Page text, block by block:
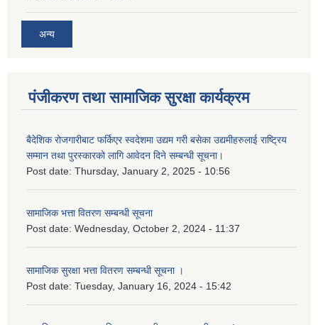
अन्य
पंजीकरण तथा सामाजिक सुरक्षा कार्यक्रम
बैदेशिक रोजगारीबाट फर्किएर स्वदेशमा उद्यम गरी बसेका उद्यमीहरुलाई राष्‍ट्रिय
सम्मान तथा पुरस्कारको लागि आवेदन दिने सम्बन्धी सूचना।
Post date: Thursday, January 2, 2025 - 10:56
सामाजिक भत्ता वितरण सम्बन्धी सूचना
Post date: Wednesday, October 2, 2024 - 11:37
सामाजिक सुरक्षा भत्ता वितरण सम्बन्धी सूचना ।
Post date: Tuesday, January 16, 2024 - 15:42